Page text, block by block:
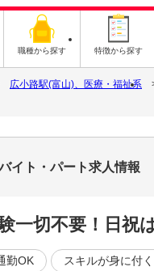
職種から探す 特徴から探す
広小路駅(富山)、医療・福祉系
イト・パート求人情報
一切不要！日祝
勤OK スキルが身に付く